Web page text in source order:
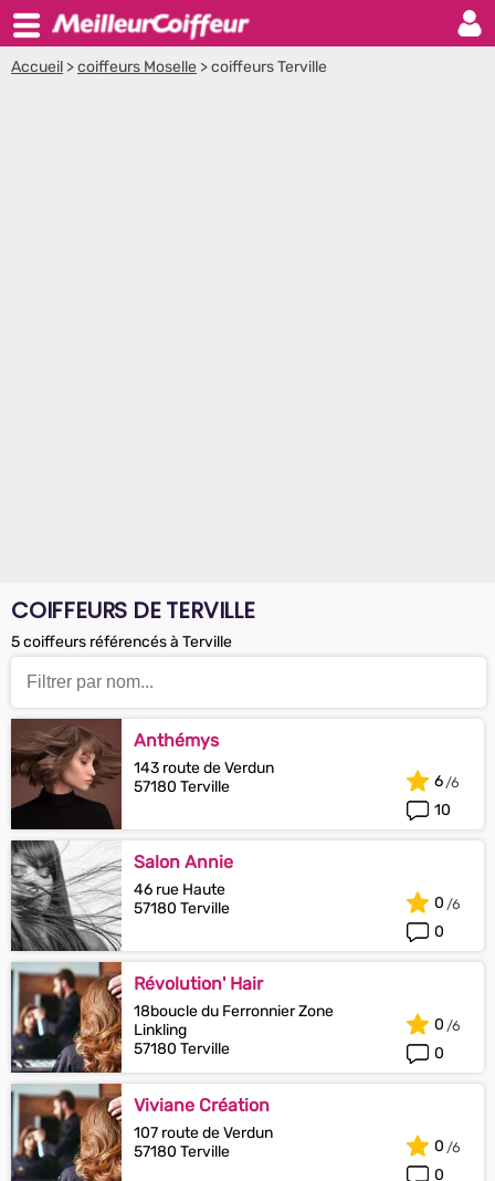
Accueil >coiffeurs Moselle >coiffeurs Terville
COIFFEURS DE TERVILLE
5 coiffeurs référencés à Terville
Anthémys
143 route de Verdun
57180 Terville
10
6
Salon Annie
46 rue Haute
57180 Terville
0
0
Révolution' Hair
18boucle du Ferronnier Zone
Linkling
57180 Terville
0
0
Viviane Création
107 route de Verdun
57180 Terville
0
0